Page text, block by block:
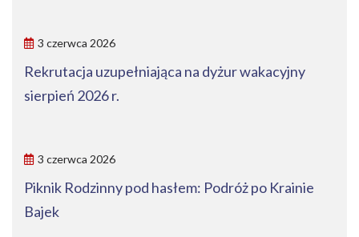
3 czerwca 2026
Rekrutacja uzupełniająca na dyżur wakacyjny
sierpień 2026 r.
3 czerwca 2026
Piknik Rodzinny pod hasłem: Podróż po Krainie
Bajek